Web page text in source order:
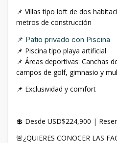
📌 Villas tipo loft de dos
metros de construcción
📌 Patio privado con Piscina
📌 Piscina tipo playa artificial
📌 Áreas deportivas: Canchas
campos de golf, gimnasio y
📌 Exclusividad y comfort
💲 Desde USD$224,900 |
🚨¿QUIERES CONOCER LAS